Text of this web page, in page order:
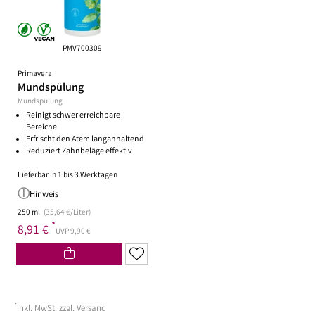
PMV700309
Primavera
Mundspülung
Mundspülung
Reinigt schwer erreichbare
Bereiche
Erfrischt den Atem langanhaltend
Reduziert Zahnbeläge effektiv
Lieferbar in 1 bis 3 Werktagen
Hinweis
250 ml (35,64 €/Liter)
8,91 € *UVP 9,90 €
*